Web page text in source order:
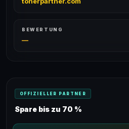
BEWERTUNG
—
OFFIZIELLER PARTNER
Spare bis zu 70 %